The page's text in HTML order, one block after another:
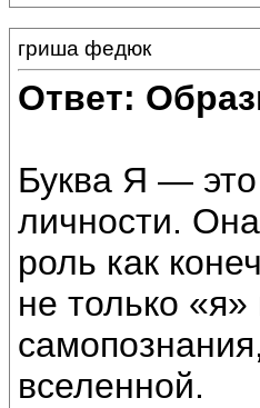
гриша федюк
Ответ:
Буква Я —
личности.
роль как
не только
вселенной.